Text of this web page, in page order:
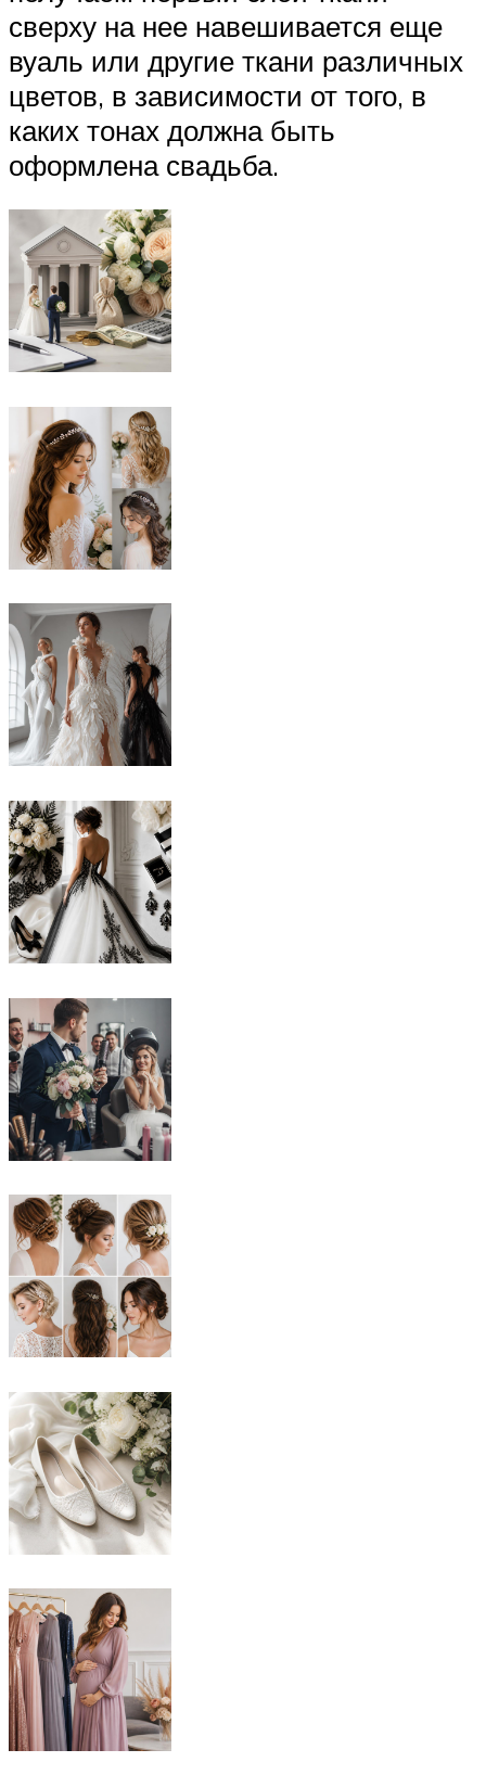
сверху на нее навешивается еще
вуаль или другие ткани различных
цветов, в зависимости от того, в
каких тонах должна быть
оформлена свадьба.